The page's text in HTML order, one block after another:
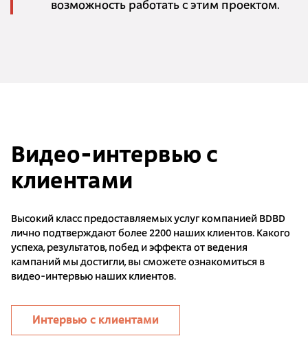
возможность работать с этим проектом.
Видео-интервью с
клиентами
Высокий класс предоставляемых услуг компанией BDBD
лично подтверждают более 2200 наших клиентов. Какого
успеха, результатов, побед и эффекта от ведения
кампаний мы достигли, вы сможете ознакомиться в
видео-интервью наших клиентов.
Интервью с клиентами